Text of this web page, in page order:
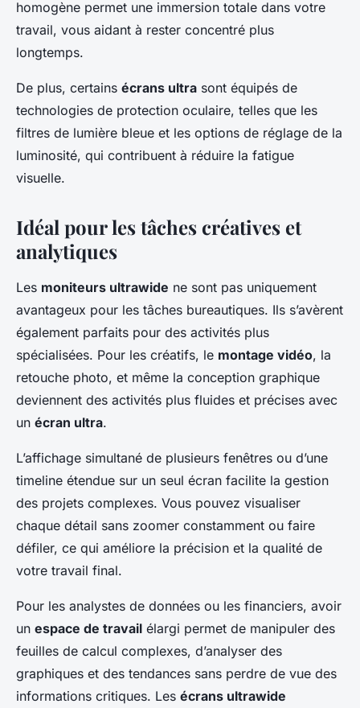
homogène permet une immersion totale dans votre
travail, vous aidant à rester concentré plus
longtemps.
De plus, certains écrans ultra sont équipés de
technologies de protection oculaire, telles que les
filtres de lumière bleue et les options de réglage de la
luminosité, qui contribuent à réduire la fatigue
visuelle.
Idéal pour les tâches créatives et
analytiques
Les moniteurs ultrawide ne sont pas uniquement
avantageux pour les tâches bureautiques. Ils s’avèrent
également parfaits pour des activités plus
spécialisées. Pour les créatifs, le montage vidéo, la
retouche photo, et même la conception graphique
deviennent des activités plus fluides et précises avec
un écran ultra.
L’affichage simultané de plusieurs fenêtres ou d’une
timeline étendue sur un seul écran facilite la gestion
des projets complexes. Vous pouvez visualiser
chaque détail sans zoomer constamment ou faire
défiler, ce qui améliore la précision et la qualité de
votre travail final.
Pour les analystes de données ou les financiers, avoir
un espace de travail élargi permet de manipuler des
feuilles de calcul complexes, d’analyser des
graphiques et des tendances sans perdre de vue des
informations critiques. Les écrans ultrawide